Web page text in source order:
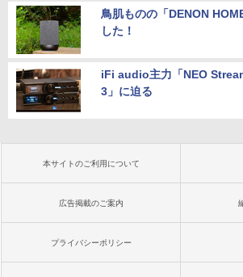
鳥肌ものの「DENON
した！
iFi audio主力「NEO
3」に迫る
本サイトのご利用について
広告掲載のご案内
プライバシーポリシー